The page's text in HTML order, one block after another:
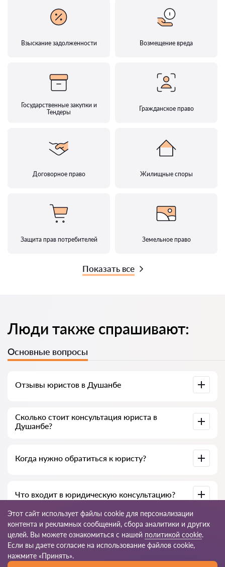
Взыскание задолженности Возмещение вреда
Государственные закупки и
Тендеры
Гражданское право
Договорное право Жилищные споры
Защита прав потребителей Земельное право
Показать все
Люди также спрашивают:
Основные вопросы
Отзывы юристов в Душанбе
Advokat-tj.com — полезны для выбора специалиста.
Сколько стоит консультация юриста в
Душанбе?
темы вопроса.
Когда нужно обратиться к юристу?
жалобах или необходимости разъяснения закона.
Что входит в юридическую консультацию?
Анализ ситуации, разъяснение норм закона, варианты
решения, рекомендации и пошаговый план действий.
Этот сайт использует файлы cookie для персонализации
контента и рекламных сообщений, сбора аналитики и других
целей. Вы можете ознакомиться с нашей политикой cookie.
Если вы даете согласие на использование файлов cookie,
нажмите «Принять».